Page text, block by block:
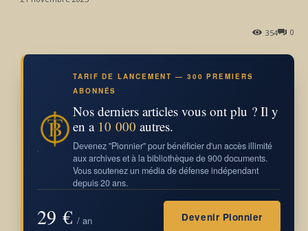
0
354
TARIF DE LANCEMENT — 300 PREMIERS
ABONNÉS
Nos derniers articles vous ont plu ? Il y
en a 10 000 autres.
Devenez "Pionnier" pour bénéficier d'un accès illimité
aux archives et à la bibliothèque de 900 documents.
Vous soutenez un média de défense indépendant
depuis 20 ans.
29 € / an Devenir Pionnier